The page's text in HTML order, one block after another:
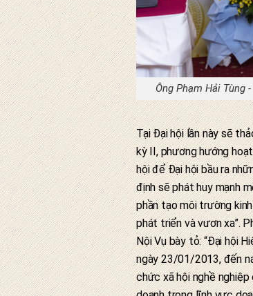
Ông Phạm Hải Tùng
Tại Đại hội lần này sẽ
kỳ II, phương hướng
hội để Đại hội bầu ra
định sẽ phát huy mạnh
phần tạo môi trường
phát triển và vươn xa”.
Nội Vụ bày tỏ: “Đại hội
ngày 23/01/2013, đến
chức xã hội nghề